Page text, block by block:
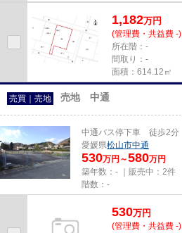
1,182万円
(管理費・共益費 -)
所在階：-
間取り：-
面積：614.12㎡
売買｜売地 売地 中通
中通バス停下車 徒歩2分
愛媛県松山市中通
530万円～580万円
築年数：- ｜販売中： 2件
階数：-
530万円
(管理費・共益費 -)